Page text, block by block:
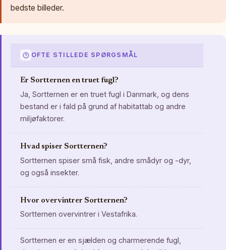
bedste billeder.
OFTE STILLEDE SPØRGSMÅL
Er Sortternen en truet fugl?
Ja, Sortternen er en truet fugl i Danmark, og dens
bestand er i fald på grund af habitattab og andre
miljøfaktorer.
Hvad spiser Sortternen?
Sortternen spiser små fisk, andre smådyr og -dyr,
og også insekter.
Hvor overvintrer Sortternen?
Sortternen overvintrer i Vestafrika.
Sortternen er en sjælden og charmerende fugl,